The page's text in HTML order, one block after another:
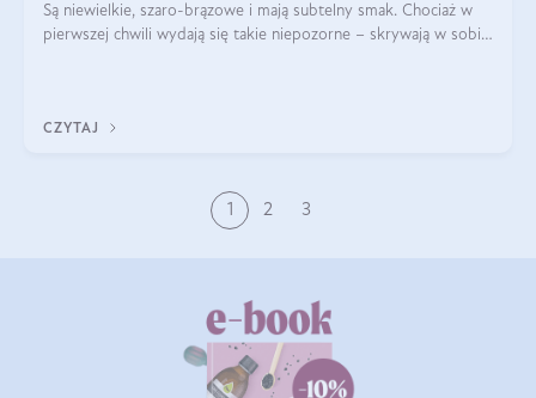
Są niewielkie, szaro-brązowe i mają subtelny smak. Chociaż w
pierwszej chwili wydają się takie niepozorne – skrywają w sobie
CZYTAJ
1 2 3